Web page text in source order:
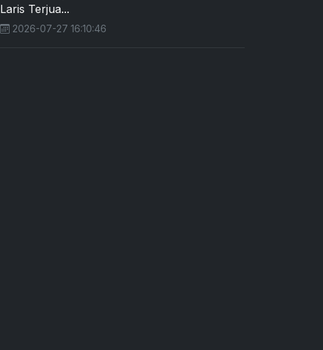
Laris Terjua...
2026-07-27 16:10:46